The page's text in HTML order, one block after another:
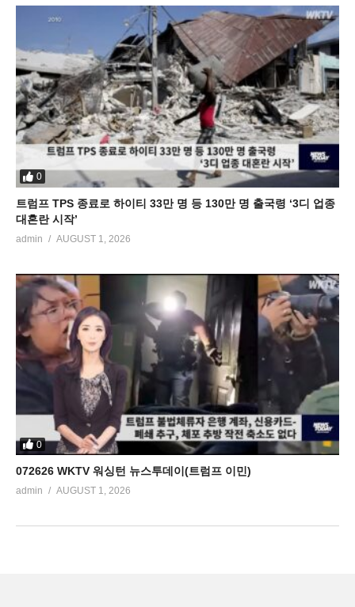
0
트럼프 TPS 종료로 하이티 33만 명 등 130만 명 출국령 ‘3디 업종
대혼란 시작’
admin AUGUST 1, 2026
0
072626 WKTV 워싱턴 뉴스투데이(트럼프 이민)
admin AUGUST 1, 2026